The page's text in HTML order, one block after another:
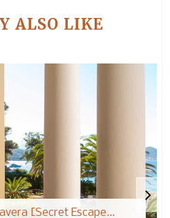
ALSO LIKE
[Secret Escape...